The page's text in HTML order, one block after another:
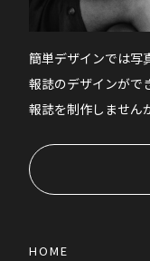
簡単デザインでは写
報誌のデザインがで
報誌を制作しません
HOME